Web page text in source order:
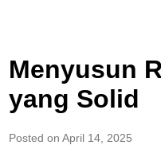
Menyusun
yang Solid
Posted on April 14, 2025